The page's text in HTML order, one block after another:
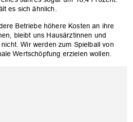
es sich ähnlich.
Betriebe höhere Kosten an ihre
bleibt uns Hausärztinnen und
Wir werden zum Spielball von
Wertschöpfung erzielen wollen.